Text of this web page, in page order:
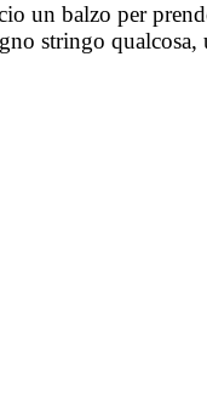
un balzo per
stringo qualcosa,